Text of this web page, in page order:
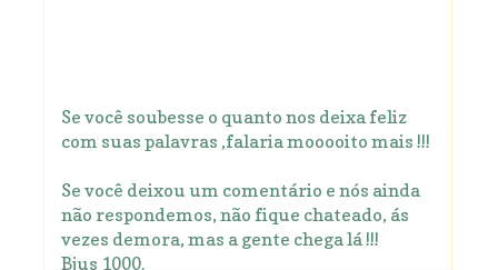
Se você soubesse o quanto nos deixa feliz
com suas palavras ,falaria mooooito mais !!!
Se você deixou um comentário e nós ainda
não respondemos, não fique chateado, ás
vezes demora, mas a gente chega lá !!!
Bjus 1000.